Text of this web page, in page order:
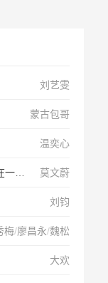
刘艺雯
蒙古包哥
温奕心
莫文蔚
简谱
刘钧
梅/廖昌永/魏松
大欢